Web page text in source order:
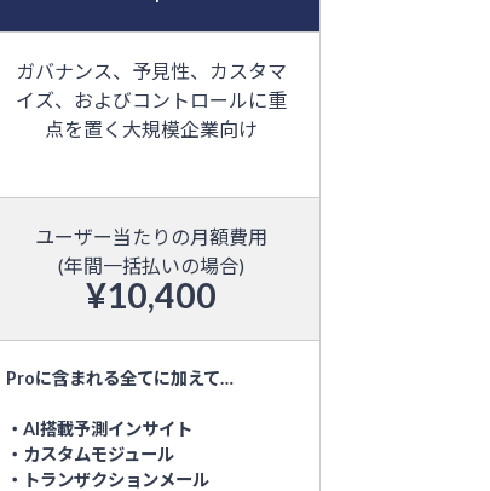
ガバナンス、予見性、カスタマ
イズ、およびコントロールに重
点を置く大規模企業向け
ユーザー当たりの月額費用
(年間一括払いの場合)
¥10,400
Proに含まれる全てに加えて…
・AI搭載予測インサイト
・カスタムモジュール
・トランザクションメール